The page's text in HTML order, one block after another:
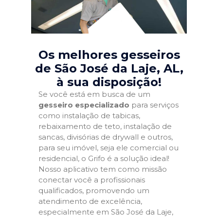
Os melhores gesseiros
de São José da Laje, AL,
à sua disposição!
Se você está em busca de um
gesseiro especializado para serviços
como instalação de tabicas,
rebaixamento de teto, instalação de
sancas, divisórias de drywall e outros,
para seu imóvel, seja ele comercial ou
residencial, o Grifo é a solução ideal!
Nosso aplicativo tem como missão
conectar você a profissionais
qualificados, promovendo um
atendimento de excelência,
especialmente em São José da Laje,